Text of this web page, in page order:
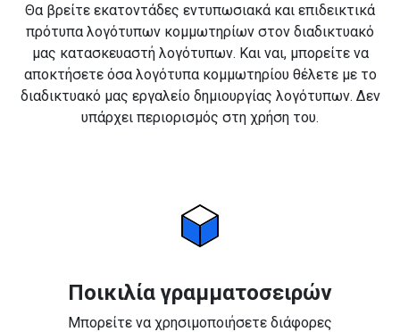
Θα βρείτε εκατοντάδες εντυπωσιακά και επιδεικτικά
πρότυπα λογότυπων κομμωτηρίων στον διαδικτυακό
μας κατασκευαστή λογότυπων. Και ναι, μπορείτε να
αποκτήσετε όσα λογότυπα κομμωτηρίου θέλετε με το
διαδικτυακό μας εργαλείο δημιουργίας λογότυπων. Δεν
υπάρχει περιορισμός στη χρήση του.
Ποικιλία γραμματοσειρών
Μπορείτε να χρησιμοποιήσετε διάφορες